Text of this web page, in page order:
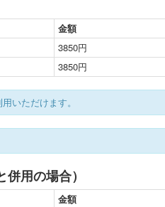
金額
3850円
3850円
いただけます。
用の場合）
金額